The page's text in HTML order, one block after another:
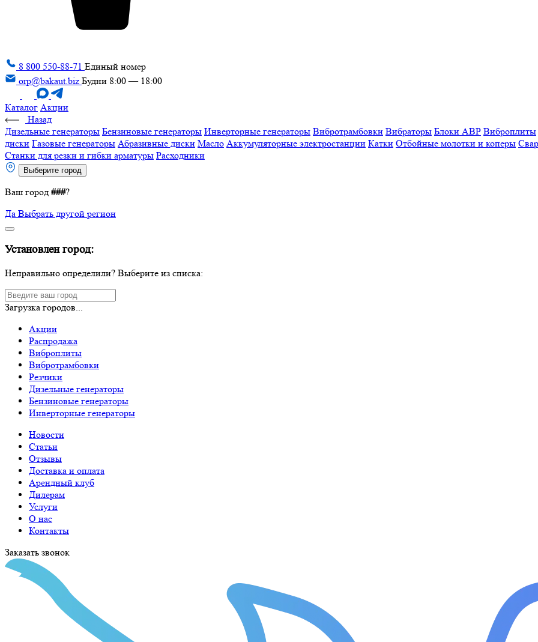
8 800 550-88-71 Единый номер
orp@bakaut.biz Будни 8:00 — 18:00
Каталог Акции
Назад
Дизельные генераторы Бензиновые генераторы Инверторные генераторы Вибротрамбовки Вибраторы Блоки АВР Виброплиты
диски Газовые генераторы Абразивные диски Масло Аккумуляторные электростанции Катки Отбойные молотки и коперы
Станки для резки и гибки арматуры Расходники
Выберите город
Ваш город ###?
Да Выбрать другой регион
Установлен город:
Неправильно определили? Выберите из списка:
Загрузка городов...
Акции
Распродажа
Виброплиты
Вибротрамбовки
Резчики
Дизельные генераторы
Бензиновые генераторы
Инверторные генераторы
Новости
Статьи
Отзывы
Доставка и оплата
Арендный клуб
Дилерам
Услуги
О нас
Контакты
Заказать звонок